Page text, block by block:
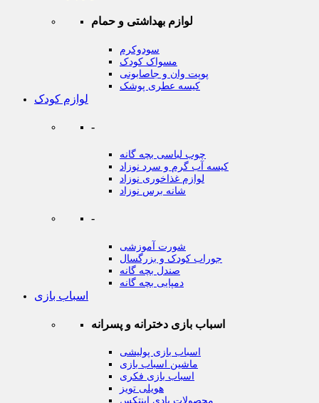
لوازم بهداشتی و حمام
سودوکرم
مسواک کودک
پوپت وان و جاصابونی
کیسه عطری پوشک
لوازم کودک
-
چوب لباسی بچه گانه
کیسه آب گرم و سرد نوزاد
لوازم غذاخوری نوزاد
شانه برس نوزاد
-
شورت آموزشی
جوراب کودک و بزرگسال
صندل بچه گانه
دمپایی بچه گانه
اسباب بازی
اسباب بازی دخترانه و پسرانه
اسباب بازی پولیشی
ماشین اسباب بازی
اسباب بازی فکری
هویلی تویز
محصولات بادی اینتکس